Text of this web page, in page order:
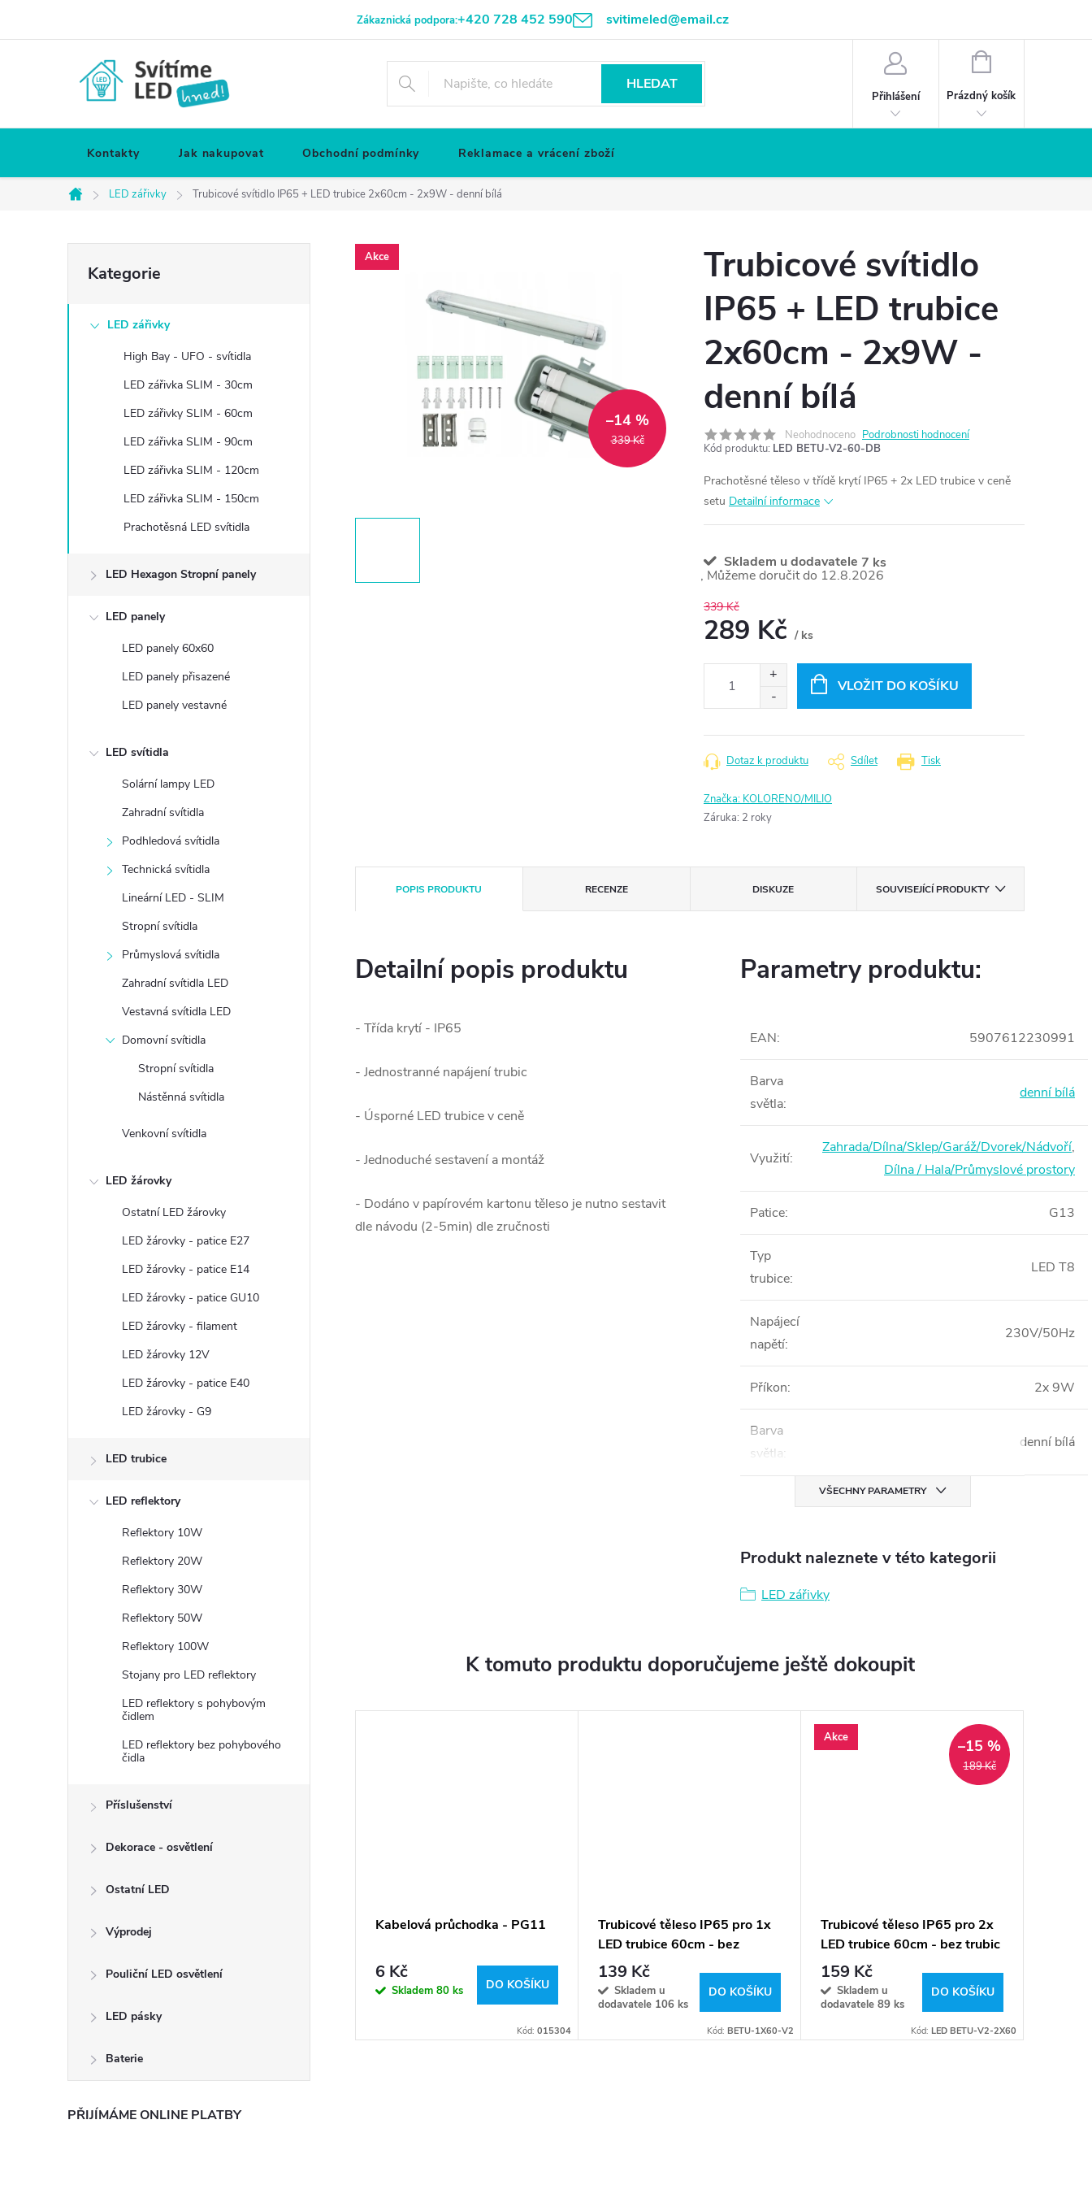
Zákaznická podpora:+420 728 452 590 svitimeled@email.cz
HLEDAT
Přihlášení
NÁKUPNÍ
Prázdný košík
Kontakty Jak nakupovat Obchodní podmínky Reklamace a vrácení zboží
Domů
LED zářivky Trubicové svítidlo IP65 + LED trubice 2x60cm - 2x9W - denní bílá
o
n
kategorie
Kategorie
LED zářivky
High Bay - UFO - svítidla
LED zářivka SLIM - 30cm
LED zářivky SLIM - 60cm
LED zářivka SLIM - 90cm
LED zářivka SLIM - 120cm
LED zářivka SLIM - 150cm
Prachotěsná LED svítidla
LED Hexagon Stropní panely
LED panely
LED panely 60x60
LED panely přisazené
LED panely vestavné
LED svítidla
Solární lampy LED
Zahradní svítidla
Podhledová svítidla
Technická svítidla
Lineární LED - SLIM
Stropní svítidla
Průmyslová svítidla
Zahradní svítidla LED
Vestavná svítidla LED
Domovní svítidla
Stropní svítidla
Nástěnná svítidla
Venkovní svítidla
LED žárovky
Ostatní LED žárovky
LED žárovky - patice E27
LED žárovky - patice E14
LED žárovky - patice GU10
LED žárovky - filament
LED žárovky 12V
LED žárovky - patice E40
LED žárovky - G9
LED trubice
LED reflektory
Reflektory 10W
Reflektory 20W
Reflektory 30W
Reflektory 50W
Reflektory 100W
Stojany pro LED reflektory
LED reflektory s pohybovým
čidlem
LED reflektory bez pohybového
čidla
Příslušenství
Dekorace - osvětlení
Ostatní LED
Výprodej
Pouliční LED osvětlení
LED pásky
Baterie
PŘIJÍMÁME ONLINE PLATBY
Akce
339 Kč
–14 %
Trubicové svítidlo
IP65 + LED trubice
2x60cm - 2x9W -
denní bílá
Neohodnoceno Podrobnosti hodnocení
Kód produktu: LED BETU-V2-60-DB
Prachotěsné těleso v třídě krytí IP65 + 2x LED trubice v ceně
setu Detailní informace
Skladem u dodavatele 7 ks
12.8.2026
339 Kč
289 Kč / ks
VLOŽIT DO KOŠÍKU
Tisk
Dotaz k produktu Sdílet
Značka: KOLORENO/MILIO
Záruka: 2 roky
POPIS PRODUKTU RECENZE DISKUZE SOUVISEJÍCÍ PRODUKTY
Detailní popis produktu
- Třída krytí - IP65
- Jednostranné napájení trubic
- Úsporné LED trubice v ceně
- Jednoduché sestavení a montáž
- Dodáno v papírovém kartonu těleso je nutno sestavit
dle návodu (2-5min) dle zručnosti
Parametry produktu:
EAN: 5907612230991
Barva
světla:
denní bílá
Využití:
Zahrada/Dílna/Sklep/Garáž/Dvorek/Nádvoří,
Dílna / Hala/Průmyslové prostory
Patice: G13
Typ
trubice:
LED T8
Napájecí
napětí:
230V/50Hz
Příkon: 2x 9W
Barva
světla:
denní bílá
VŠECHNY PARAMETRY
Produkt naleznete v této kategorii
LED zářivky
K tomuto produktu doporučujeme ještě dokoupit
Kabelová průchodka - PG11
6 Kč
Skladem 80 ks DO KOŠÍKU
Kód: 015304
Trubicové těleso IP65 pro 1x
LED trubice 60cm - bez
trubice
139 Kč
Skladem u
dodavatele 106 ks
DO KOŠÍKU
Kód: BETU-1X60-V2
Akce
189 Kč
–15 %
Trubicové těleso IP65 pro 2x
LED trubice 60cm - bez trubic
159 Kč
Skladem u
dodavatele 89 ks
DO KOŠÍKU
Kód: LED BETU-V2-2X60